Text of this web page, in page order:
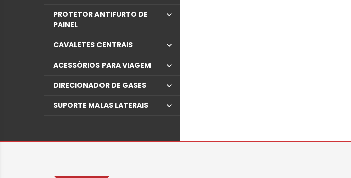
PROTETOR ANTIFURTO DE
PAINEL
CAVALETES CENTRAIS
ACESSÓRIOS PARA VIAGEM
DIRECIONADOR DE GASES
SUPORTE MALAS LATERAIS